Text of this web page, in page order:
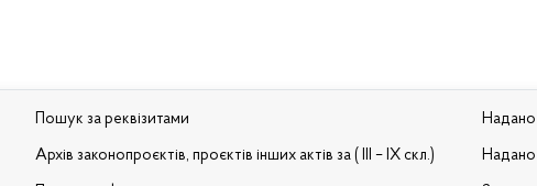
Пошук за реквізитами
Архів законопроєктів, проєктів інших актів за ( III – IX скл.)
Надано
Надано